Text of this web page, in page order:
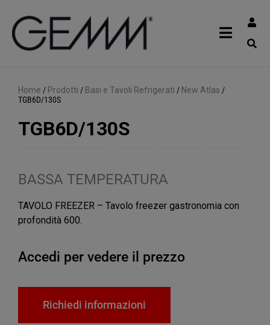
Home / Prodotti / Basi e Tavoli Refrigerati / New Atlas /
TGB6D/130S
TGB6D/130S
BASSA TEMPERATURA
TAVOLO FREEZER – Tavolo freezer gastronomia con
profondità 600.
Accedi per vedere il prezzo
Richiedi informazioni